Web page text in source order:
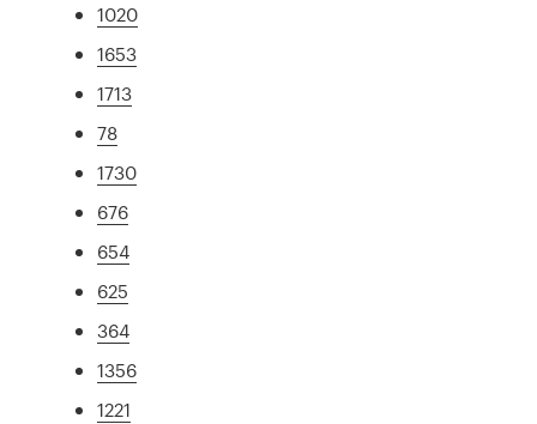
1020
1653
1713
78
1730
676
654
625
364
1356
1221